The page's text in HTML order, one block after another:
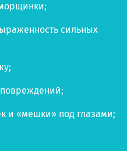
сильных
и «мешки» под глазами;